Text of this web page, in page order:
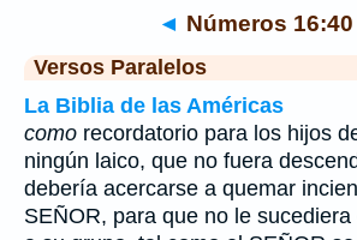
◄ Números 16:40
Versos Paralelos
La Biblia de las Américas
como recordatorio para los hijos
ningún laico, que no fuera
debería acercarse a quemar
SEÑOR, para que no le